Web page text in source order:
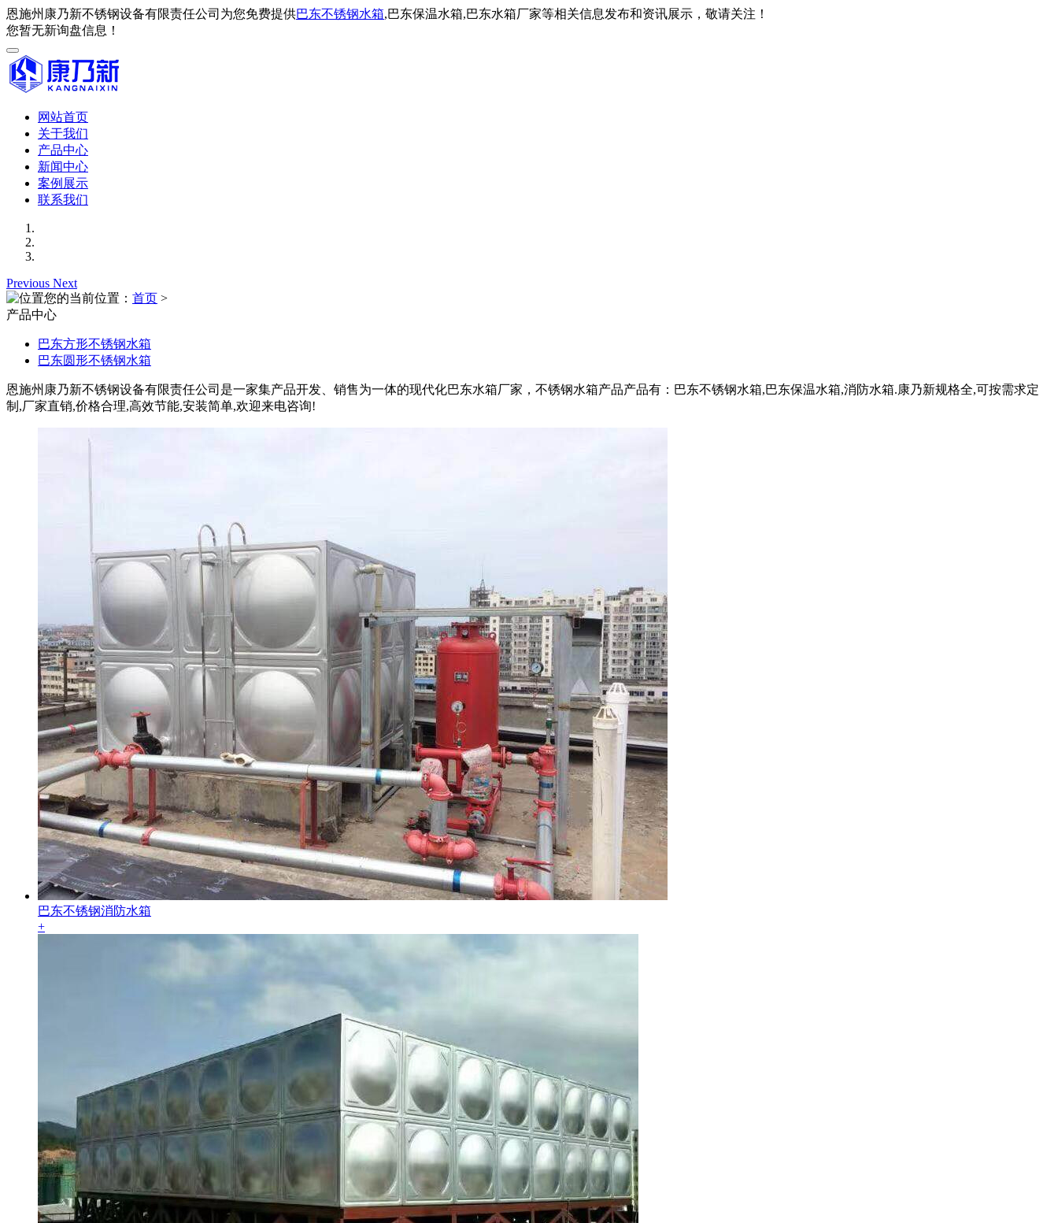
恩施州康乃新不锈钢设备有限责任公司为您免费提供巴东不锈钢水箱,巴东保温水箱,巴东水箱厂家等相关信息发布和资讯展示，敬请关注！
您暂无新询盘信息！
网站首页
关于我们
产品中心
新闻中心
案例展示
联系我们
Previous Next
您的当前位置： 首页 >
产品中心
巴东方形不锈钢水箱
巴东圆形不锈钢水箱
恩施州康乃新不锈钢设备有限责任公司是一家集产品开发、销售为一体的现代化巴东水箱厂家，不锈钢水箱产品产品有：巴东不锈钢水箱,巴东保温水箱,消防水箱.康乃新规格全,可按需求定
制,厂家直销,价格合理,高效节能,安装简单,欢迎来电咨询!
巴东不锈钢消防水箱
+